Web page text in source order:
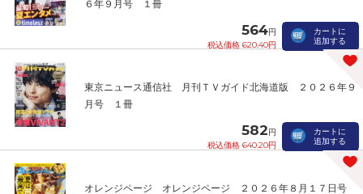
６年９月号 １冊
564円
税込価格 620.40円
カートに
追加する
東京ニュース通信社 月刊ＴＶガイド北海道版 ２０２６年９
月号 １冊
582円
税込価格 640.20円
カートに
追加する
オレンジページ オレンジページ ２０２６年８月１７日号